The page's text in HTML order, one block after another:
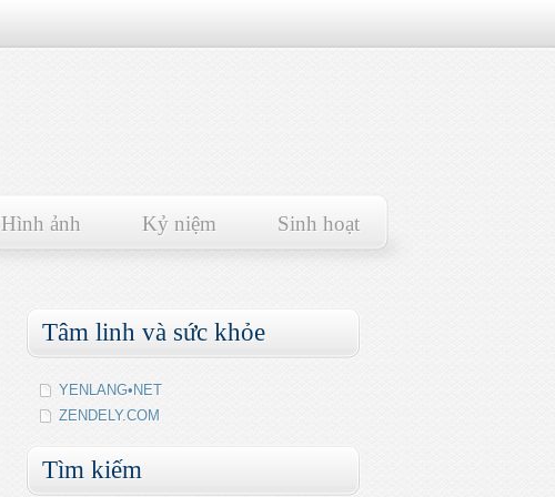
Hình ảnh Kỷ niệm Sinh hoạt
Tâm linh và sức khỏe
YENLANG•NET
ZENDELY.COM
Tìm kiếm